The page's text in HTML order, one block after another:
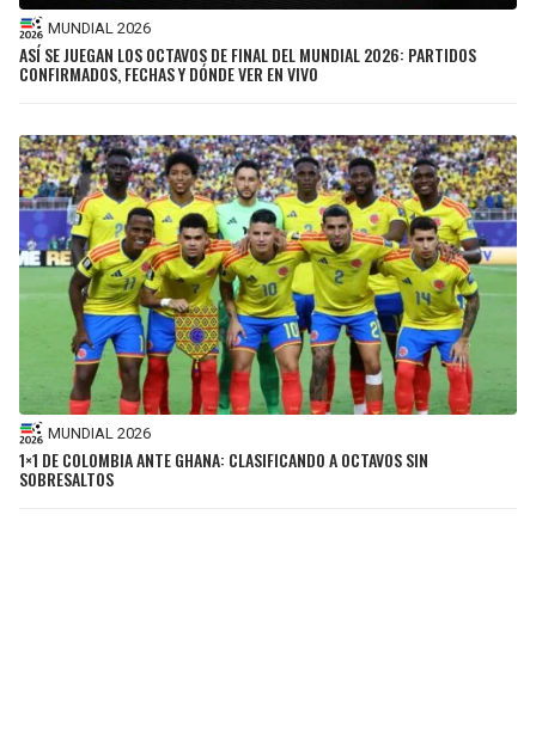
MUNDIAL 2026
ASÍ SE JUEGAN LOS OCTAVOS DE FINAL DEL MUNDIAL 2026: PARTIDOS
CONFIRMADOS, FECHAS Y DÓNDE VER EN VIVO
MUNDIAL 2026
1×1 DE COLOMBIA ANTE GHANA: CLASIFICANDO A OCTAVOS SIN
SOBRESALTOS